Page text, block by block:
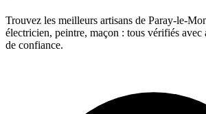
Trouvez les meilleurs artisans de Paray-le-
électricien, peintre, maçon : tous vérifiés avec
de confiance.